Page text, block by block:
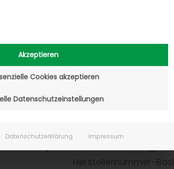
Einer der größten
gebrauchte und neue
Über 10 Millionen
Erreichen Sie B2C-
Keine
Erfolgsbasierte
Einfache
Herstellernummer-
Akzeptieren
Cookies akzeptieren
Datenschutzeinstellungen
Datenschutzerklärung Impressum